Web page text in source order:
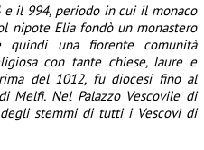
e il 994, periodo in cui il monaco
nipote Elia fondò un monastero
quindi una fiorente comunità
con tante chiese, laure e
del 1012, fu diocesi fino al
Melfi. Nel Palazzo Vescovile di
stemmi di tutti i Vescovi di